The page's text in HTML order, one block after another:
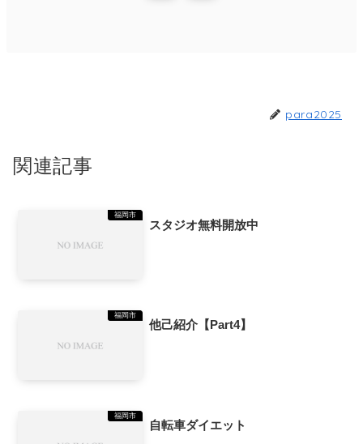
para2025
関連記事
福岡市
スタジオ無料開放中
福岡市
他己紹介【Part4】
福岡市
自転車ダイエット